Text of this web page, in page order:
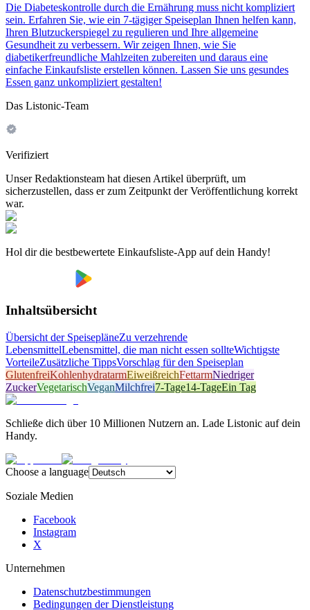
Die Diabeteskontrolle durch die Ernährung muss nicht kompliziert
sein. Erfahren Sie, wie ein 7-tägiger Speiseplan Ihnen helfen kann,
Ihren Blutzuckerspiegel zu regulieren und Ihre allgemeine
Gesundheit zu verbessern. Wir zeigen Ihnen, wie Sie
diabetikerfreundliche Mahlzeiten zubereiten und daraus eine
einfache Einkaufsliste erstellen können. Lassen Sie uns gesundes
Essen ganz unkompliziert gestalten!
Das Listonic-Team
Verifiziert
Unser Redaktionsteam hat diesen Artikel überprüft, um
sicherzustellen, dass er zum Zeitpunkt der Veröffentlichung korrekt
war.
Hol dir die bestbewertete Einkaufsliste-App auf dein Handy!
Inhaltsübersicht
Übersicht der SpeisepläneZu verzehrende
LebensmittelLebensmittel, die man nicht essen sollteWichtigste
VorteileZusätzliche TippsVorschlag für den Speiseplan
GlutenfreiKohlenhydratarmEiweißreichFettarmNiedriger
ZuckerVegetarischVeganMilchfrei7-Tage14-TageEin Tag
Schließe dich über 10 Millionen Nutzern an. Lade Listonic auf dein
Handy.
Choose a language
Soziale Medien
Facebook
Instagram
X
Unternehmen
Datenschutzbestimmungen
Bedingungen der Dienstleistung